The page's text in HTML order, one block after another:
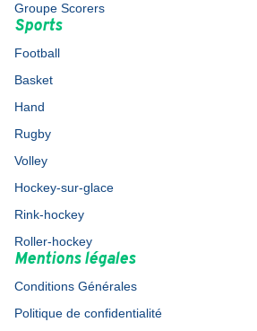
Groupe Scorers
Sports
Football
Basket
Hand
Rugby
Volley
Hockey-sur-glace
Rink-hockey
Roller-hockey
Mentions légales
Conditions Générales
Politique de confidentialité